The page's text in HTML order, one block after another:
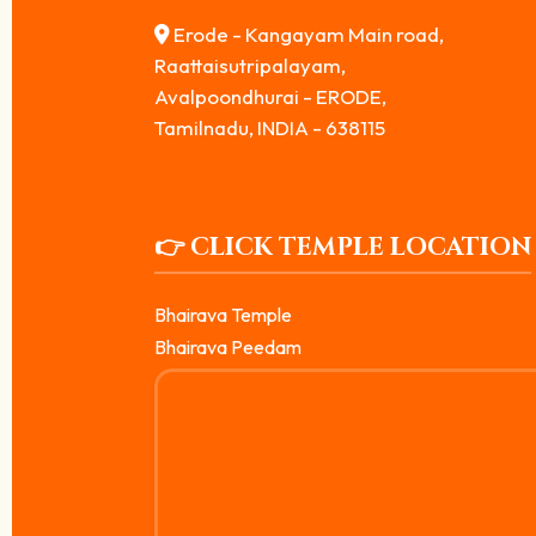
Erode - Kangayam Main road,
Raattaisutripalayam,
Avalpoondhurai - ERODE,
Tamilnadu, INDIA - 638115
👉 CLICK TEMPLE LOCATION
Bhairava Temple
Bhairava Peedam